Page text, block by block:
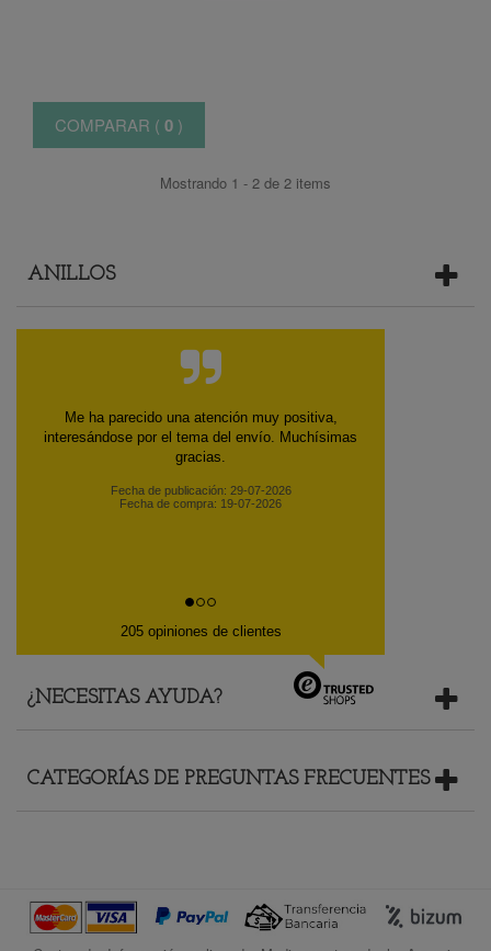
COMPARAR ( 0 )
Mostrando 1 - 2 de 2 items
ANILLOS
Me ha parecido una atención muy positiva,
interesándose por el tema del envío. Muchísimas
gracias.
Fecha de publicación: 29-07-2026
Fecha de compra: 19-07-2026
205 opiniones de clientes
¿NECESITAS AYUDA?
CATEGORÍAS DE PREGUNTAS FRECUENTES